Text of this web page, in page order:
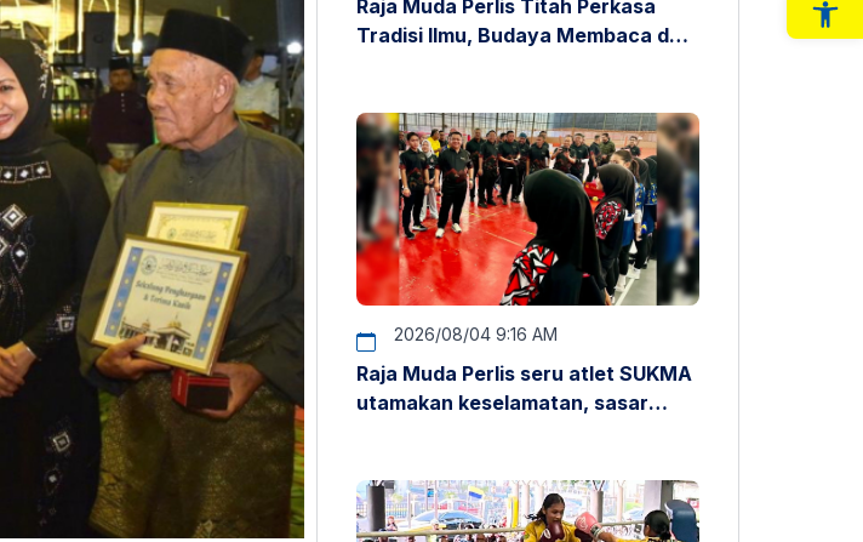
Raja Muda Perlis Titah Perkasa
Tradisi Ilmu, Budaya Membaca dan
2026/08/04 9:16 AM
Raja Muda Perlis seru atlet SUKMA
utamakan keselamatan, sasar